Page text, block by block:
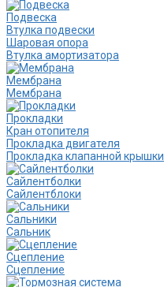
Подвеска
Втулка подвески
Шаровая опора
Втулка амортизатора
Мембрана
Мембрана
Прокладки
Кран отопителя
Прокладка двигателя
Прокладка клапанной крышки
Сайлентболки
Сайлентблоки
Сальники
Сальник
Сцепление
Сцепление